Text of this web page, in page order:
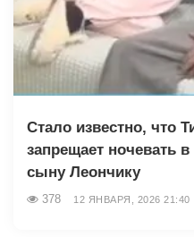
Стало известно, что
запрещает ночевать
сыну Леончику
378 12 ЯНВАРЯ, 2026 21:40